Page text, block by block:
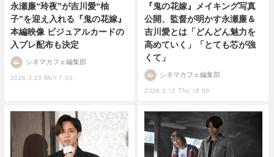
永瀬廉“玲夜”が吉川愛“柚
子”を迎え入れる『鬼の花嫁』
本編映像 ビジュアルカードの
入プレ配布も決定
2026.3.23 Mon 7:00
シネマカフェ編集部
『鬼の花嫁』メイキング写真
公開、監督が明かす永瀬廉＆
吉川愛とは「どんどん魅力を
高めていく」「とても芯が強
くて」
2026.3.12 Thu 18:00
シネマカフェ編集部